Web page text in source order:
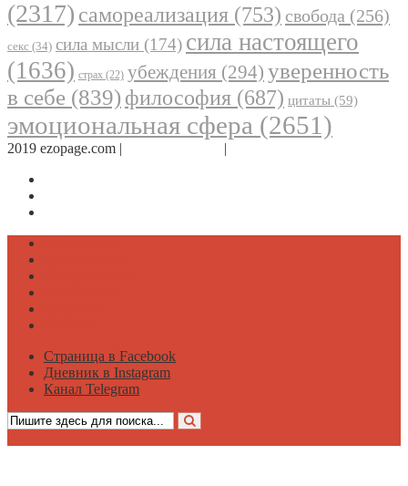
(2317) самореализация (753) свобода (256)
секс (34) сила мысли (174) сила настоящего
(1636) страх (22) убеждения (294) уверенность
в себе (839) философия (687) цитаты (59)
эмоциональная сфера (2651)
2019 ezopage.com | |
Страница в Facebook
Дневник в Instagram
Канал Telegram